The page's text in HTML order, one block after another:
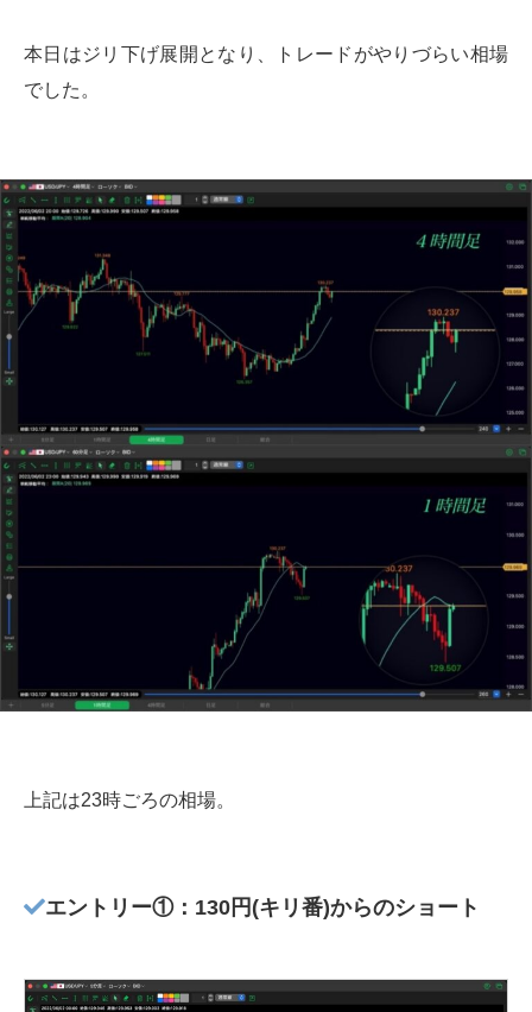
本日はジリ下げ展開となり、トレードがやりづらい相場
でした。
上記は23時ごろの相場。
エントリー①：130円(キリ番)からのショート